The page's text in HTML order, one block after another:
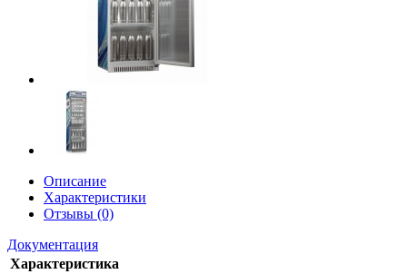
Описание
Характеристики
Отзывы (0)
Документация
Характеристика